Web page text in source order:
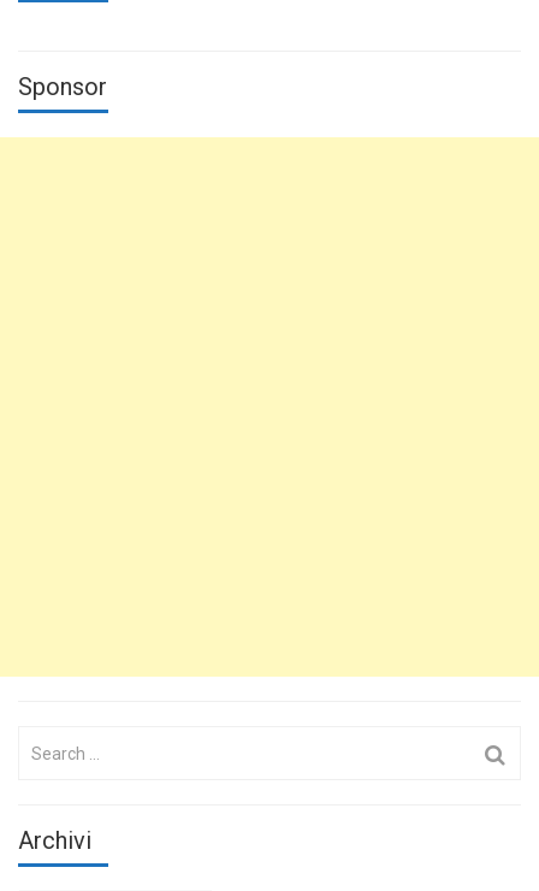
Sponsor
Search
Archivi